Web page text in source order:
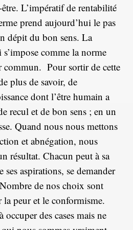
L’impératif de rentabilité
prend aujourd’hui le pas
dépit du bon sens. La
comme la norme
commun. Pour sortir de cette
plus de savoir, de
dont l’être humain a
recul et de bon sens ; en un
Quand nous nous mettons
et abnégation, nous
résultat. Chacun peut à sa
ses aspirations, se demander
de nos choix sont
peur et le conformisme.
occuper des cases mais ne